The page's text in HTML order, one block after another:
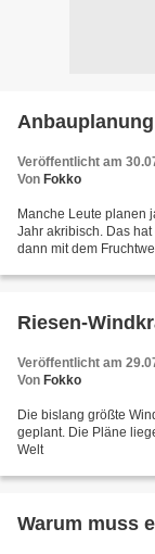
Veröffentlicht am
Von Fokko
Manche Leute planen
Jahr akribisch. Das
dann mit dem
Riesen-
Veröffentlicht am
Von Fokko
Die bislang größte
geplant. Die Pläne
Welt
Warum muss